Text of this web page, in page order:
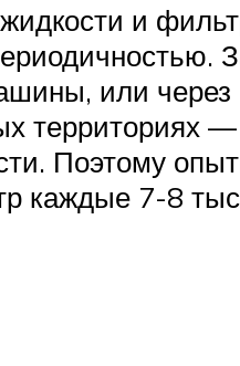
и
или
территориях
Поэтому
каждые 7-8